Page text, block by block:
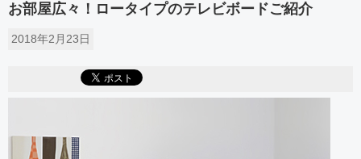
お部屋広々！ロータイプのテレビボードご紹介
2018年2月23日